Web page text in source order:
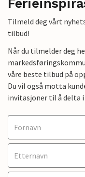
Tilmeld deg vårt
tilbud!
Når du tilmelder deg
våre beste tilbud på
Du vil også motta
invitasjoner til å delta i